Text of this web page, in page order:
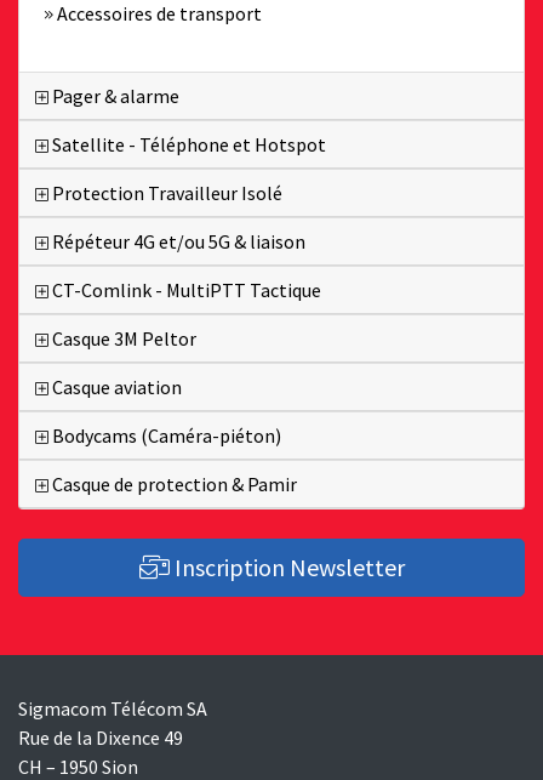
Accessoires de transport
Pager & alarme
Satellite - Téléphone et Hotspot
Protection Travailleur Isolé
Répéteur 4G et/ou 5G & liaison
CT-Comlink - MultiPTT Tactique
Casque 3M Peltor
Casque aviation
Bodycams (Caméra-piéton)
Casque de protection & Pamir
Inscription Newsletter
Sigmacom Télécom SA
Rue de la Dixence 49
CH – 1950 Sion